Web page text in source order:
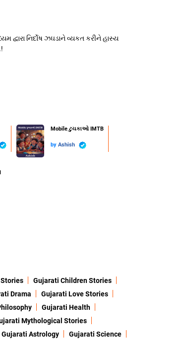
નિર્દોષ ઝઘડાને વ્યકત કરીને હાસ્ય
Mobile ટુચકાઓ IMTB
by Ashish
Gujarati Children Stories
Drama
Gujarati Love Stories
Gujarati Health
Mythological Stories
Gujarati Astrology
Gujarati Science